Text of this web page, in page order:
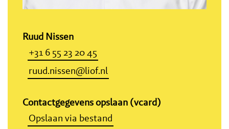
Ruud Nissen
+31 6 55 23 20 45
ruud.nissen@liof.nl
Contactgegevens opslaan (vcard)
Opslaan via bestand